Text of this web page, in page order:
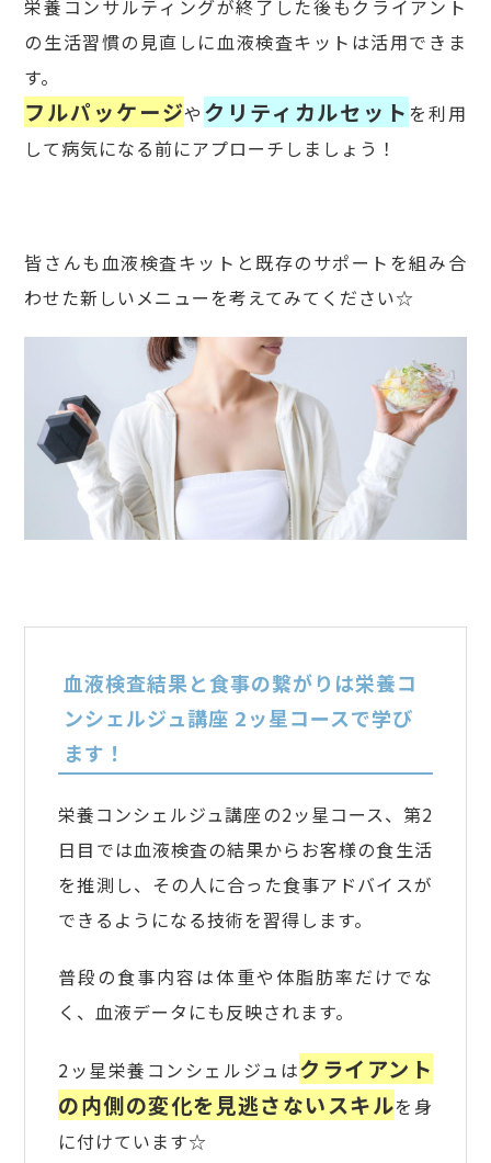
栄養コンサルティングが終了した後もクライアント
の生活習慣の見直しに血液検査キットは活用できま
す。
フルパッケージや クリティカルセット を利用
して病気になる前にアプローチしましょう！
皆さんも血液検査キットと既存のサポートを組み合
わせた新しいメニューを考えてみてください☆
血液検査結果と食事の繋がりは栄養コ
ンシェルジュ講座 2ッ星コースで学び
ます！
栄養コンシェルジュ講座の2ッ星コース、第2
日目では血液検査の結果からお客様の食生活
を推測し、その人に合った食事アドバイスが
できるようになる技術を習得します。
普段の食事内容は体重や体脂肪率だけでな
く、血液データにも反映されます。
2ッ星栄養コンシェルジュはクライアント
の内側の変化を見逃さないスキルを身
に付けています☆